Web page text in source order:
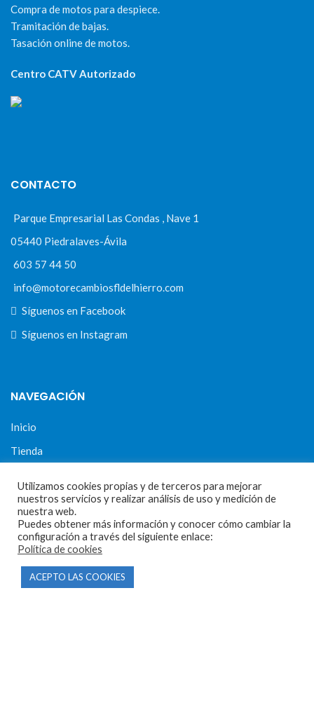
Compra de motos para despiece.
Tramitación de bajas.
Tasación online de motos.
Centro CATV Autorizado
CONTACTO
Parque Empresarial Las Condas , Nave 1
05440 Piedralaves-Ávila
603 57 44 50
info@motorecambiosfldelhierro.com
Síguenos en Facebook
Síguenos en Instagram
NAVEGACIÓN
Inicio
Tienda
Contacto
CONDICIONES Y AVISOS LEGALES
Condiciones de compra
Utilizamos cookies propias y de terceros para mejorar
nuestros servicios y realizar análisis de uso y medición de
nuestra web.
Puedes obtener más información y conocer cómo cambiar la
configuración a través del siguiente enlace:
Política de cookies
ACEPTO LAS COOKIES